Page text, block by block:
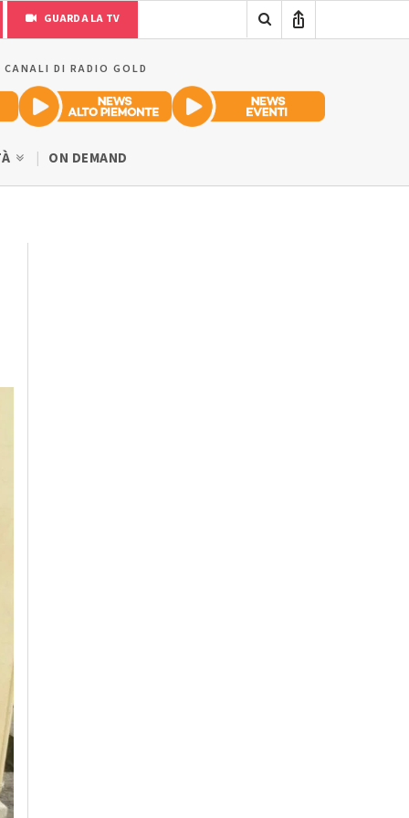
GUARDA LA TV
DI RADIO GOLD
ON DEMAND